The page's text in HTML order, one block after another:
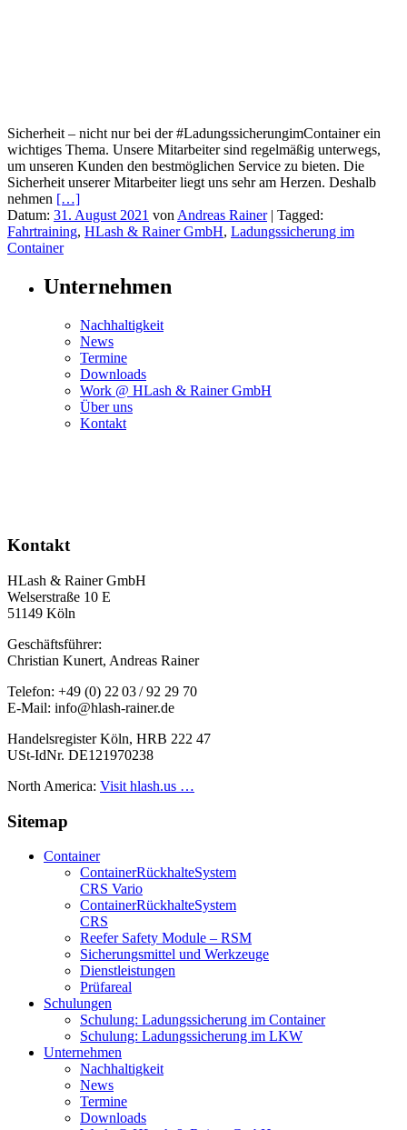
Sicherheit – nicht nur bei der #LadungssicherungimContainer ein
wichtiges Thema. Unsere Mitarbeiter sind regelmäßig unterwegs,
um unseren Kunden den bestmöglichen Service zu bieten. Die
Sicherheit unserer Mitarbeiter liegt uns sehr am Herzen. Deshalb
nehmen […]
Datum: 31. August 2021 von Andreas Rainer| Tagged:
Fahrtraining, HLash & Rainer GmbH, Ladungssicherung im
Container
Unternehmen
Nachhaltigkeit
News
Termine
Downloads
Work @ HLash & Rainer GmbH
Über uns
Kontakt
Kontakt
HLash & Rainer GmbH
Welserstraße 10 E
51149 Köln
Geschäftsführer:
Christian Kunert, Andreas Rainer
Telefon: +49 (0) 22 03 / 92 29 70
E-Mail: info@hlash-rainer.de
Handelsregister Köln, HRB 222 47
USt-IdNr. DE121970238
North America: Visit hlash.us …
Sitemap
Container
Container­Rückhalte­System
CRS Vario
Container­Rückhalte­System
CRS
Reefer Safety Module – RSM
Sicherungsmittel und Werkzeuge
Dienstleistungen
Prüfareal
Schulungen
Schulung: Ladungssicherung im Container
Schulung: Ladungssicherung im LKW
Unternehmen
Nachhaltigkeit
News
Termine
Downloads